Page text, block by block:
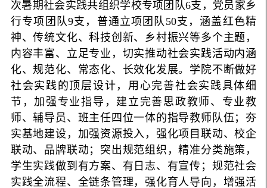
次暑期社会实践共组织学校专项团队6支，党员家乡
行专项团队9支，普通立项团队50支，涵盖红色精
神、传统文化、科技创新、乡村振兴等多个主题，
内容丰富、立足专业，切实推动社会实践活动内涵
化、规范化、常态化、长效化发展。学院不断做好
社会实践的顶层设计，用心完善社会实践具体细
节，加强专业指导，建立完善思政教师、专业教
师、辅导员、班主任四位一体的指导教师队伍；夯
实基地建设，加强资源投入，强化项目联动、校企
联动、品牌联动；突出规范组织，精准分类施策，
学生实践做到有方案、有日志、有宣传；规范社会
实践全流程、全链条管理，强化育人导向，增强活